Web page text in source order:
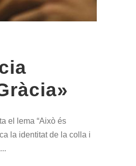
el lema “Això és
la identitat de la colla i